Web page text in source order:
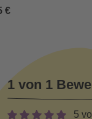
€
1 von 1
5